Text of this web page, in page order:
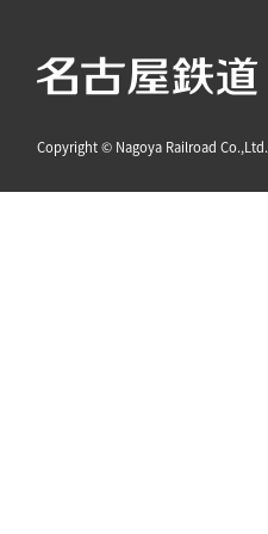
Copyright © Nagoya Railroad Co.,Ltd.